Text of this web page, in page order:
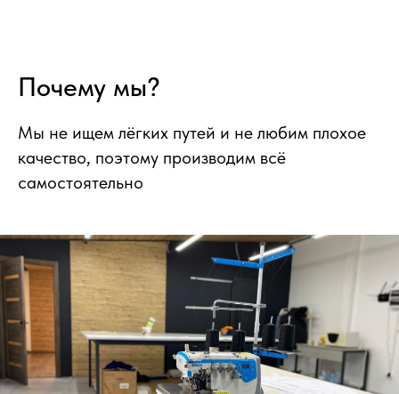
Почему мы?
Мы не ищем лёгких путей и не любим плохое
качество, поэтому производим всё
самостоятельно